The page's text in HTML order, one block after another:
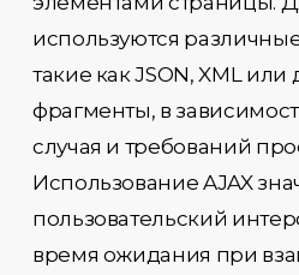
используются
такие как JSON, XML
фрагменты, в
случая и требований
Использование AJAX
пользовательский
время ожидания при